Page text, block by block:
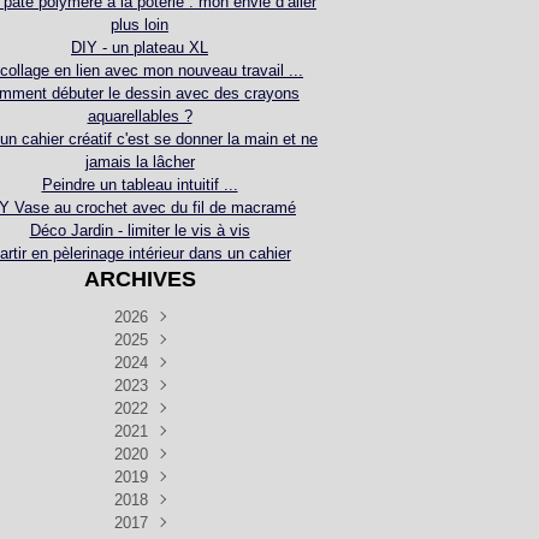
plus loin
DIY - un plateau XL
en lien avec mon nouveau travail ...
débuter le dessin avec des crayons
aquarellables ?
cahier créatif c'est se donner la main et ne
jamais la lâcher
Peindre un tableau intuitif ...
Vase au crochet avec du fil de macramé
Déco Jardin - limiter le vis à vis
en pèlerinage intérieur dans un cahier
ARCHIVES
2026
Juillet(5)
Juin
(4)
Mai
(3)
Avril
(3)
Mars
(3)
Janvier(1)
2025
Décembre
Novembre
Octobre
Septembre
Août
(1)
Juillet(2)
Juin
(1)
Mai
(1)
2024
Décembre
Novembre
Octobre
Septembre
Août
(2)
Juillet(4)
Juin
(4)
2023
Décembre
Novembre
Octobre
Septembre
Août
(2)
Juillet(1)
2022
Décembre
Novembre
Octobre
Septembre
Août
(4)
2021
Décembre
Novembre
Septembre
Août
(2)
2020
Décembre
Novembre
Octobre
2019
Décembre
Novembre
2018
Décembre
2017